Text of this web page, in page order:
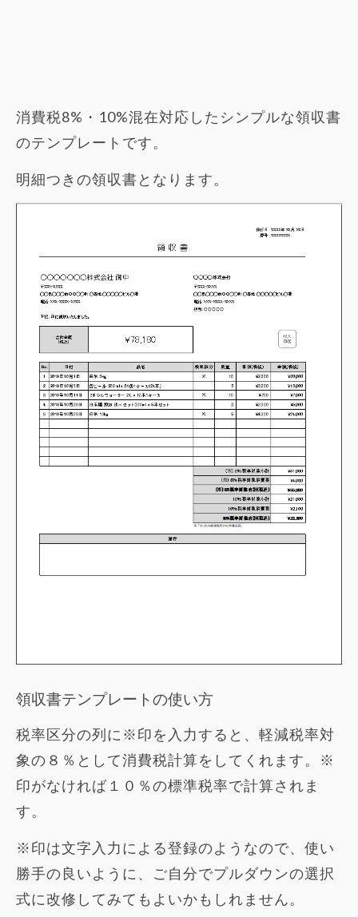
消費税8%・10%混在対応したシンプルな領収書
のテンプレートです。
明細つきの領収書となります。
領収書テンプレートの使い方
税率区分の列に※印を入力すると、軽減税率対
象の８％として消費税計算をしてくれます。※
印がなければ１０％の標準税率で計算されま
す。
※印は文字入力による登録のようなので、使い
勝手の良いように、ご自分でプルダウンの選択
式に改修してみてもよいかもしれません。